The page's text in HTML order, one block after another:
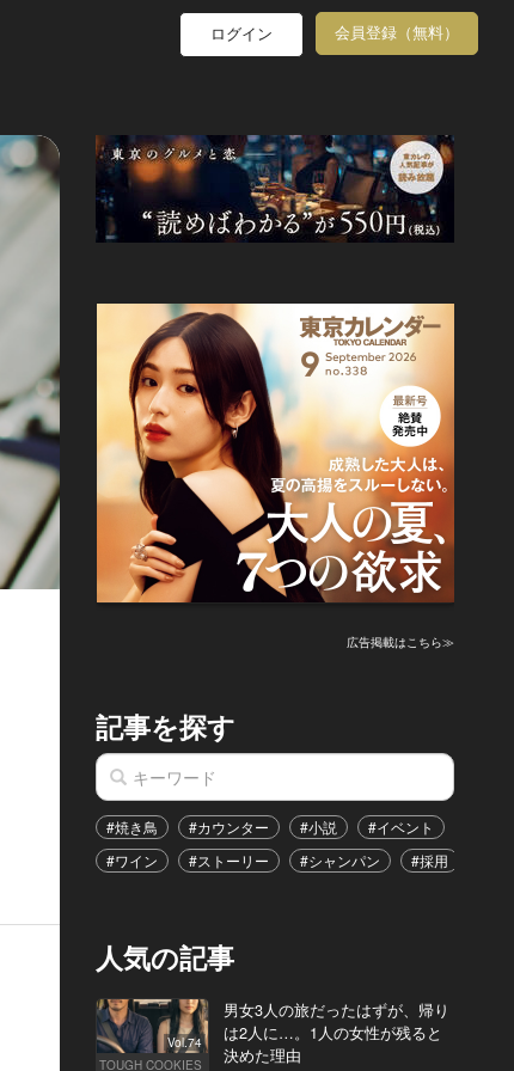
ログイン 会員登録（無料）
広告掲載はこちら≫
記事を探す
#焼き鳥 #カウンター #小説 #イベント
#ワイン
#ストーリー #シャンパン #採用
人気の記事
Vol.74
TOUGH COOKIES
男女3人の旅だったはずが、帰り
は2人に…。1人の女性が残ると
決めた理由